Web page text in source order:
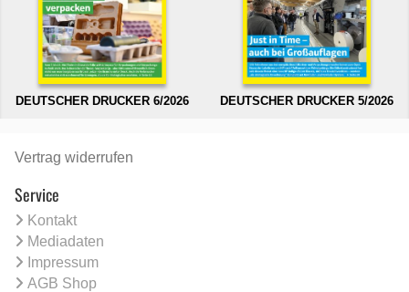
DEUTSCHER DRUCKER 6/2026 DEUTSCHER DRUCKER 5/2026
Vertrag widerrufen
Service
Kontakt
Mediadaten
Impressum
AGB Shop